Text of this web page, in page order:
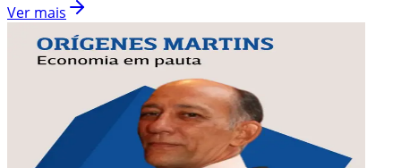
Ver mais